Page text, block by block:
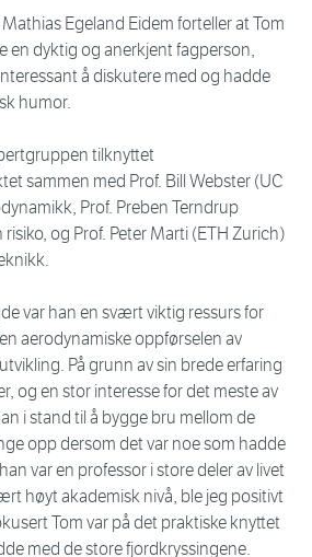
Egeland Eidem forteller at Tom
en dyktig og anerkjent fagperson,
å diskutere med og hadde
humor.
tilknyttet
sammen med Prof. Bill Webster (UC
Prof. Preben Terndrup
risiko, og Prof. Peter Marti (ETH Zurich)
var han en svært viktig ressurs for
aerodynamiske oppførselen av
På grunn av sin brede erfaring
og en stor interesse for det meste av
i stand til å bygge bru mellom de
opp dersom det var noe som hadde
var en professor i store deler av livet
høyt akademisk nivå, ble jeg positivt
Tom var på det praktiske knyttet
med de store fjordkryssingene.